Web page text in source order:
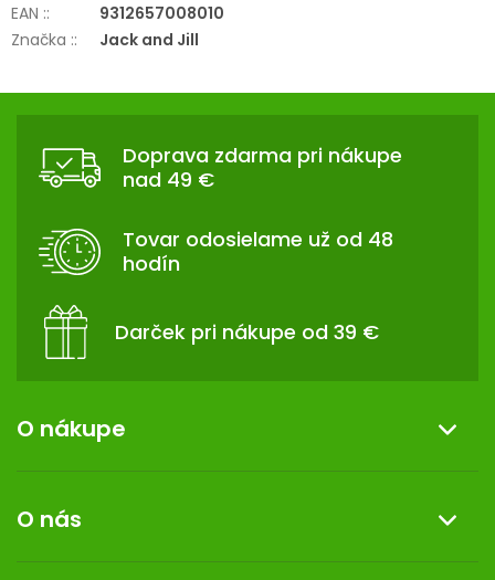
EAN ::
9312657008010
Značka :: Jack and Jill
Doprava zdarma pri nákupe
nad 49 €
Tovar odosielame už od 48
hodín
Darček pri nákupe od 39 €
O nákupe
Reklamácia a vrátenie tovaru
Doprava a platba
O nás